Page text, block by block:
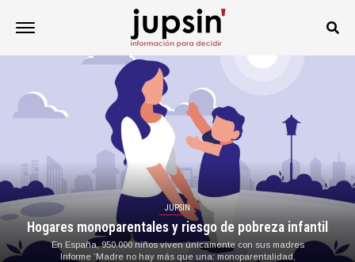
JUPSIN
Hogares monoparentales y riesgo de pobreza infantil
En España, 950.000 niños viven únicamente con sus madres
Informe ‘Madre no hay más que una: monoparentalidad,